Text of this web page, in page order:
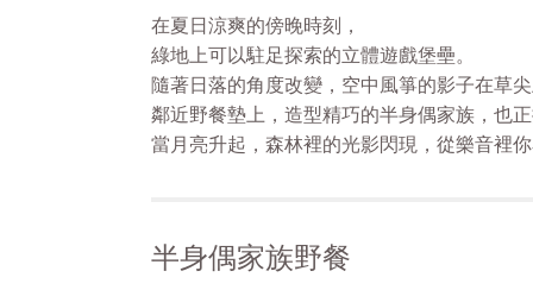
在夏日涼爽的傍晚時刻，
綠地上可以駐足探索的立體遊戲堡壘。
隨著日落的角度改變，空中風箏的影子在草
鄰近野餐墊上，造型精巧的半身偶家族，也
當月亮升起，森林裡的光影閃現，從樂音裡
半身偶家族野餐